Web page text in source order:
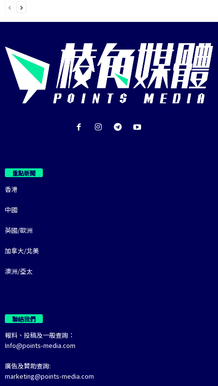
重點新聞
香港
中國
英國/歐洲
加拿大/北美
澳洲/亞太
聯絡我們
報料、投稿及一般查詢：
Info@points-media.com
廣告及贊助查詢:
marketing@points-media.com